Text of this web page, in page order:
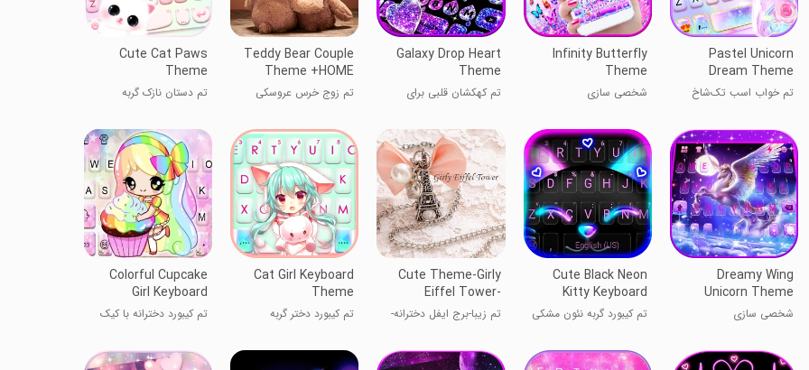
Pastel Unicorn
Dream Theme
تم خواب اسب تک‌شاخ
Infinity Butterfly
Theme
شخصی سازی
Galaxy Drop Heart
Theme
تم کهکشان‌ قلبی برای
Teddy Bear Couple
Theme +HOME
تم زوج خرس عروسکی
Cute Cat Paws
Theme
تم دستان نازک گربه
Dreamy Wing
Unicorn Theme
شخصی سازی
Cute Black Neon
Kitty Keyboard
Theme
تم کیبورد گربه نئون مشکی
Cute Theme-Girly
Eiffel Tower-
تم زیبا-برج ایفل دخترانه-
Cat Girl Keyboard
Theme
تم کیبورد دختر گربه
Colorful Cupcake
Girl Keyboard
Theme
تم کیبورد دخترانه با کیک